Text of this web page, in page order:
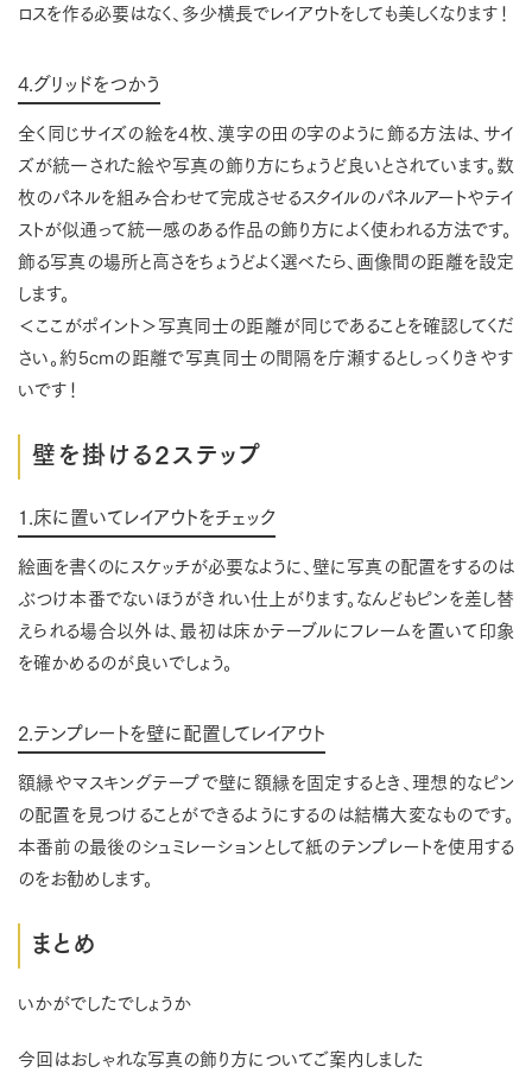
ロスを作る必要はなく、多少横長でレイアウトをしても美しくなります！
4.グリッドをつかう
全く同じサイズの絵を4枚、漢字の田の字のように飾る方法は、サイ
ズが統一された絵や写真の飾り方にちょうど良いとされています。数
枚のパネルを組み合わせて完成させるスタイルのパネルアートやテイ
ストが似通って統一感のある作品の飾り方によく使われる方法です。
飾る写真の場所と高さをちょうどよく選べたら、画像間の距離を設定
します。
＜ここがポイント＞写真同士の距離が同じであることを確認してくだ
さい。約5cmの距離で写真同士の間隔を庁瀬するとしっくりきやす
いです！
壁を掛ける2ステップ
1.床に置いてレイアウトをチェック
絵画を書くのにスケッチが必要なように、壁に写真の配置をするのは
ぶつけ本番でないほうがきれい仕上がります。なんどもピンを差し替
えられる場合以外は、最初は床かテーブルにフレームを置いて印象
を確かめるのが良いでしょう。
2.テンプレートを壁に配置してレイアウト
額縁やマスキングテープで壁に額縁を固定するとき、理想的なピン
の配置を見つけることができるようにするのは結構大変なものです。
本番前の最後のシュミレーションとして紙のテンプレートを使用する
のをお勧めします。
まとめ
いかがでしたでしょうか
今回はおしゃれな写真の飾り方についてご案内しました